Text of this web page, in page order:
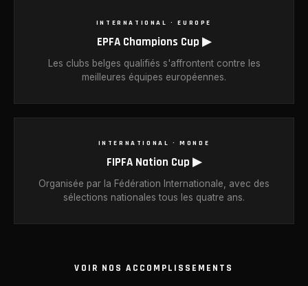
INTERNATIONAL · EUROPE
EPFA Champions Cup ▶
Les clubs belges qualifiés s'affrontent contre les
meilleures équipes européennes.
INTERNATIONAL · MONDE
FIPFA Nation Cup ▶
Organisée par la Fédération Internationale, avec des
sélections nationales tous les quatre ans.
VOIR NOS ACCOMPLISSEMENTS